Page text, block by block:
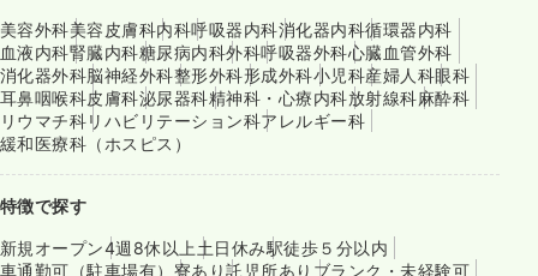
美容外科美容皮膚科内科呼吸器内科消化器内科循環器内科
血液内科腎臓内科糖尿病内科外科呼吸器外科心臓血管外科
消化器外科脳神経外科整形外科形成外科小児科産婦人科眼科
耳鼻咽喉科皮膚科泌尿器科精神科・心療内科放射線科麻酔科
リウマチ科リハビリテーション科アレルギー科
緩和医療科（ホスピス）
特徴で探す
新規オープン4週8休以上 土日休み駅徒歩５分以内
車通勤可（駐車場有） 寮あり託児所あり ブランク・未経験可